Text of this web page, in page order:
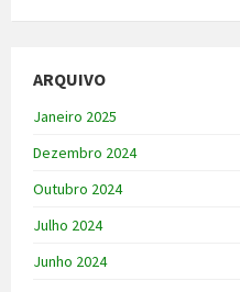
ARQUIVO
Janeiro 2025
Dezembro 2024
Outubro 2024
Julho 2024
Junho 2024